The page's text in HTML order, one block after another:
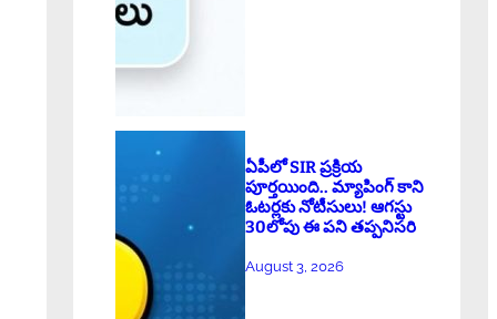
ఏపీలో SIR ప్రక్రియ
పూర్తయింది.. మ్యాపింగ్ కాని
ఓటర్లకు నోటీసులు! ఆగస్టు
30లోపు ఈ పని తప్పనిసరి
August 3, 2026